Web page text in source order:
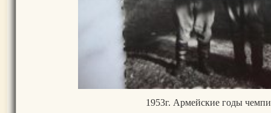
1953г. Армейские годы